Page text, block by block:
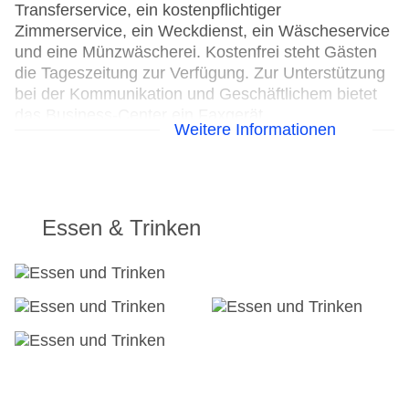
Transferservice, ein kostenpflichtiger
Zimmerservice, ein Weckdienst, ein Wäscheservice
und eine Münzwäscherei. Kostenfrei steht Gästen
die Tageszeitung zur Verfügung. Zur Unterstützung
bei der Kommunikation und Geschäftlichem bietet
Check-out bis: 12:00:00
Konferenzraum
Hoteleröffnung: 1795
Hotelsafe
Letzte umfassende Renovierung: 2007
Weitere Informationen
Essen & Trinken